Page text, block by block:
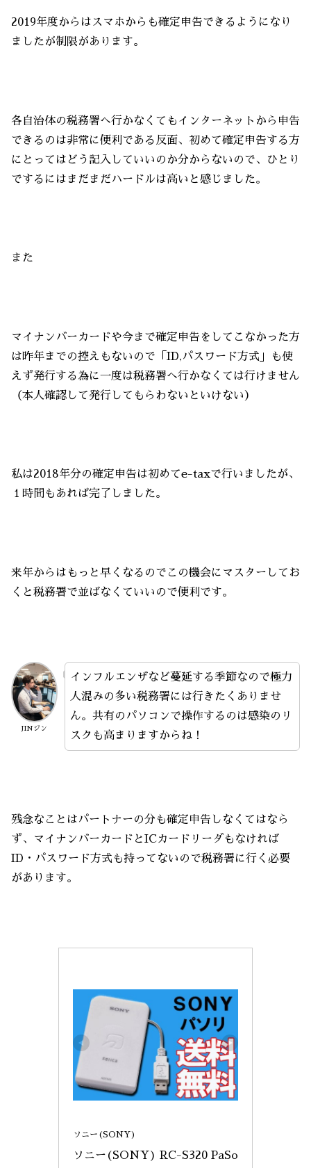
2019年度からはスマホからも確定申告できるようになり
ましたが制限があります。
各自治体の税務署へ行かなくてもインターネットから申告
できるのは非常に便利である反面、初めて確定申告する方
にとってはどう記入していいのか分からないので、ひとり
でするにはまだまだハードルは高いと感じました。
また
マイナンバーカードや今まで確定申告をしてこなかった方
は昨年までの控えもないので「ID,パスワード方式」も使
えず発行する為に一度は税務署へ行かなくては行けません
（本人確認して発行してもらわないといけない）
私は2018年分の確定申告は初めてe-taxで行いましたが、
１時間もあれば完了しました。
来年からはもっと早くなるのでこの機会にマスターしてお
くと税務署で並ばなくていいので便利です。
JINジン
インフルエンザなど蔓延する季節なので極力
人混みの多い税務署には行きたくありませ
ん。共有のパソコンで操作するのは感染のリ
スクも高まりますからね！
残念なことはパートナーの分も確定申告しなくてはなら
ず、マイナンバーカードとICカードリーダもなければ
ID・パスワード方式も持ってないので税務署に行く必要
があります。
ソニー(SONY)
ソニー(SONY) RC-S320 PaSo